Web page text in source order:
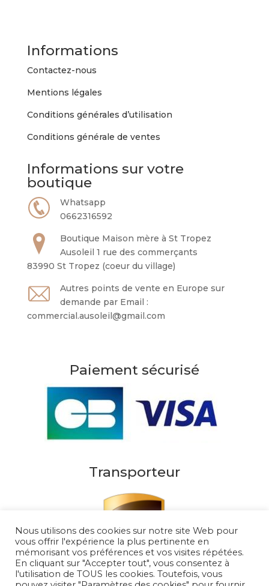
être
page
produit
Informations
Contactez-nous
Mentions légales
Conditions générales d’utilisation
Conditions générale de ventes
Informations sur votre
boutique
Whatsapp
0662316592
Boutique Maison mère à St Tropez
Ausoleil 1 rue des commerçants
83990 St Tropez (coeur du village)
Autres points de vente en Europe sur
demande par Email :
commercial.ausoleil@gmail.com
Paiement sécurisé
Transporteur
Nous utilisons des cookies sur notre site Web pour
vous offrir l'expérience la plus pertinente en
mémorisant vos préférences et vos visites répétées.
En cliquant sur "Accepter tout", vous consentez à
l'utilisation de TOUS les cookies. Toutefois, vous